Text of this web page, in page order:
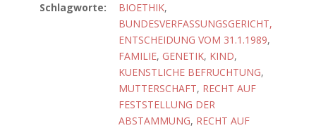
Schlagworte:
BIOETHIK,
BUNDESVERFASSUNGSGERICHT,
ENTSCHEIDUNG VOM 31.1.1989,
FAMILIE, GENETIK, KIND,
KUENSTLICHE BEFRUCHTUNG,
MUTTERSCHAFT, RECHT AUF
FESTSTELLUNG DER
ABSTAMMUNG, RECHT AUF